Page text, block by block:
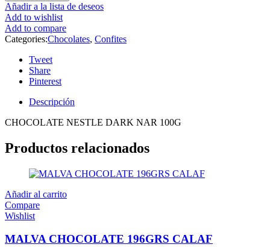
Añadir a la lista de deseos
Add to wishlist
Add to compare
Categories:Chocolates, Confites
Tweet
Share
Pinterest
Descripción
CHOCOLATE NESTLE DARK NAR 100G
Productos relacionados
Añadir al carrito
Compare
Wishlist
MALVA CHOCOLATE 196GRS CALAF